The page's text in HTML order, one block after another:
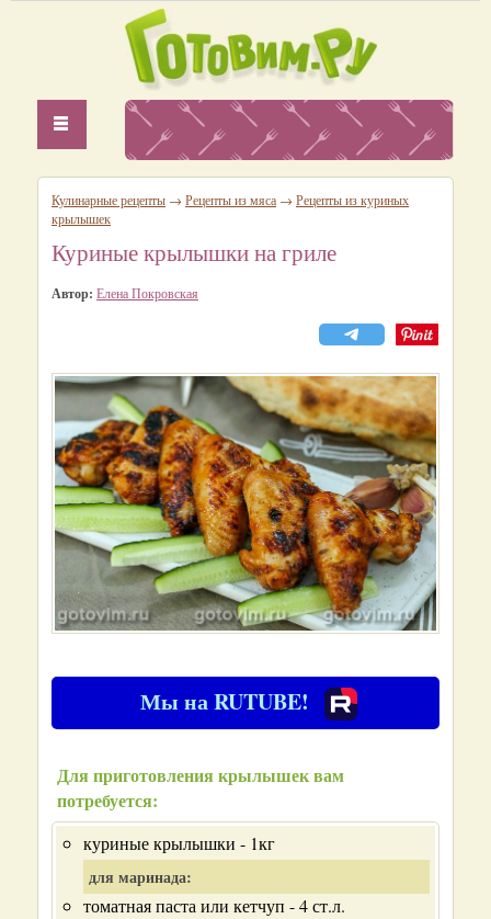
Кулинарные рецепты → Рецепты из мяса → Рецепты из куриных
крылышек
Куриные крылышки на гриле
Автор: Елена Покровская
Мы на RUTUBE!
Для приготовления крылышек вам
потребуется:
куриные крылышки - 1кг
для маринада:
томатная паста или кетчуп - 4 ст.л.